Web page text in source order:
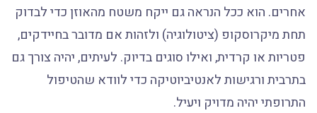
אחרים. הוא ככל הנראה גם ייקח משטח מהאוזן כדי לבדוק
תחת מיקרוסקופ (ציטולוגיה) ולזהות אם מדובר בחיידקים,
פטריות או קרדית, ואילו סוגים בדיוק. לעיתים, יהיה צורך גם
בתרבית ורגישות לאנטיביוטיקה כדי לוודא שהטיפול
התרופתי יהיה מדויק ויעיל.